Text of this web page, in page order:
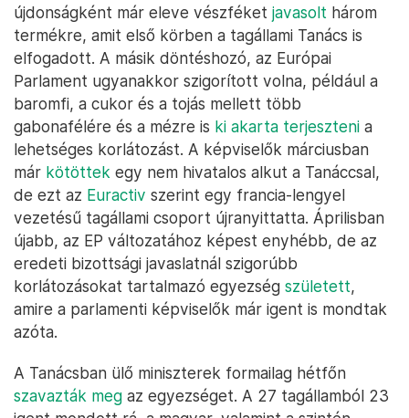
újdonságként már eleve vészféket javasolt három
termékre, amit első körben a tagállami Tanács is
elfogadott. A másik döntéshozó, az Európai
Parlament ugyanakkor szigorított volna, például a
baromfi, a cukor és a tojás mellett több
gabonafélére és a mézre is ki akarta terjeszteni a
lehetséges korlátozást. A képviselők márciusban
már kötöttek egy nem hivatalos alkut a Tanáccsal,
de ezt az Euractiv szerint egy francia-lengyel
vezetésű tagállami csoport újranyittatta. Áprilisban
újabb, az EP változatához képest enyhébb, de az
eredeti bizottsági javaslatnál szigorúbb
korlátozásokat tartalmazó egyezség született,
amire a parlamenti képviselők már igent is mondtak
azóta.
A Tanácsban ülő miniszterek formailag hétfőn
szavazták meg az egyezséget. A 27 tagállamból 23